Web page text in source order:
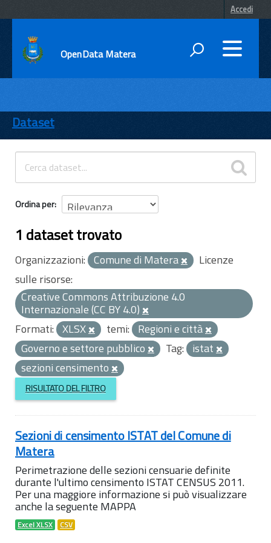
Accedi
OpenData Matera
ENTI
TEMI
INFORMAZIONI
Dataset
Ordina per
1 dataset trovato
Organizzazioni: Comune di Matera
Licenze
sulle risorse:
Creative Commons Attribuzione 4.0
Internazionale (CC BY 4.0)
Formati: XLSX temi: Regioni e città
Governo e settore pubblico
Tag: istat
sezioni censimento
RISULTATO DEL FILTRO
Sezioni di censimento ISTAT del Comune di
Matera
Perimetrazione delle sezioni censuarie definite
durante l'ultimo censimento ISTAT CENSUS 2011.
Per una maggiore informazione si può visualizzare
anche la seguente MAPPA
Excel XLSX CSV